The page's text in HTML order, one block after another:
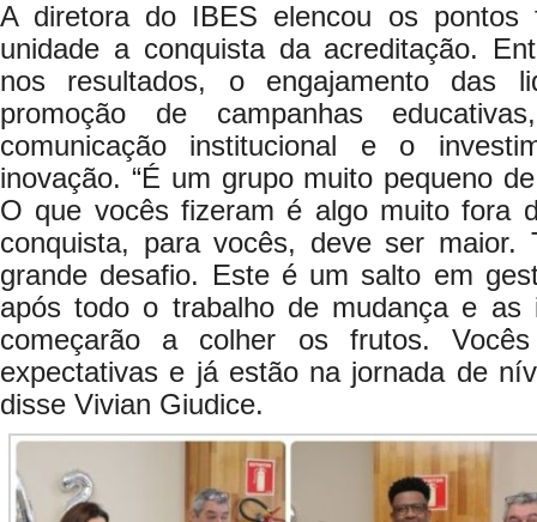
A diretora do IBES elencou os pontos
unidade a conquista da acreditação.
nos resultados, o engajamento das
promoção de campanhas
comunicação institucional e o
inovação. “É um grupo muito pequeno
O que vocês fizeram é algo muito fora
conquista, para vocês, deve ser maior.
grande desafio. Este é um salto em
após todo o trabalho de mudança e as
começarão a colher os frutos.
expectativas e já estão na jornada de
disse Vivian Giudice.